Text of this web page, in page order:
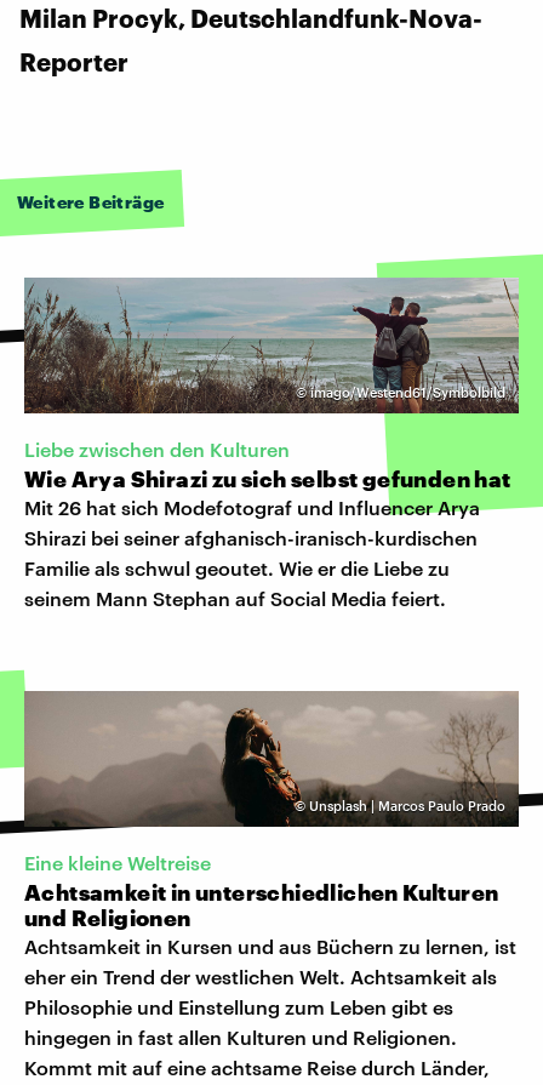
Milan Procyk, Deutschlandfunk-Nova-
Reporter
Weitere Beiträge
©imago/Westend61/Symbolbild
Liebe zwischen den Kulturen
Wie Arya Shirazi zu sich selbst gefunden hat
Mit 26 hat sich Modefotograf und Influencer Arya
Shirazi bei seiner afghanisch-iranisch-kurdischen
Familie als schwul geoutet. Wie er die Liebe zu
seinem Mann Stephan auf Social Media feiert.
©Unsplash | Marcos Paulo Prado
Eine kleine Weltreise
Achtsamkeit in unterschiedlichen Kulturen
und Religionen
Achtsamkeit in Kursen und aus Büchern zu lernen, ist
eher ein Trend der westlichen Welt. Achtsamkeit als
Philosophie und Einstellung zum Leben gibt es
hingegen in fast allen Kulturen und Religionen.
Kommt mit auf eine achtsame Reise durch Länder,